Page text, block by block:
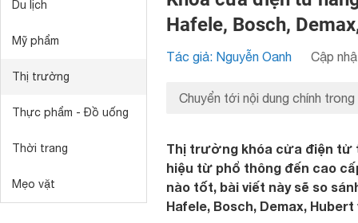
Du lịch
Mỹ phẩm
Thị trường
Thực phẩm - Đồ uống
Thời trang
Mẹo vặt
Hafele, Bosch,
Tác giả: Nguyễn Oanh Cập
Chuyển tới nội dung chính trong
Thị trường khóa cửa điện tử
hiệu từ phổ thông đến cao
nào tốt, bài viết này sẽ so
Hafele, Bosch, Demax, Hubert